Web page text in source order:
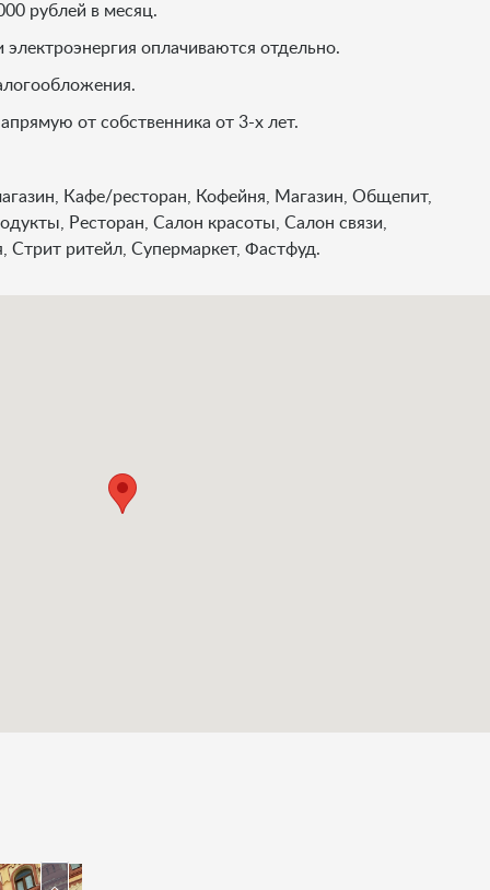
рублей в месяц.
оплачиваются отдельно.
от собственника от 3-х лет.
Кафе/ресторан, Кофейня, Магазин, Общепит,
Ресторан, Салон красоты, Салон связи,
Стрит ритейл, Супермаркет, Фастфуд.